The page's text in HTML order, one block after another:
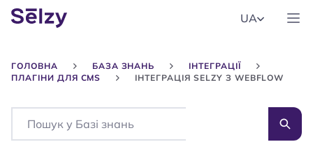
UA
ГОЛОВНА БАЗА ЗНАНЬ
ІНТЕГРАЦІЇ
ПЛАГІНИ ДЛЯ CMS
ІНТЕГРАЦІЯ SELZY З WEBFLOW
Search